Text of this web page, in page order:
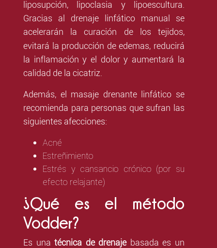
liposupción, lipoclasia y lipoescultura.
Gracias al drenaje linfático manual se
acelerarán la
curación de los tejidos,
evitará la producción de edemas, reducirá
la inflamación y el dolor y aumentará la
calidad de la cicatriz.
Además, el masaje drenante linfático se
recomienda para personas que sufran las
siguientes afecciones:
Acné
Estreñimiento
Estrés y cansancio crónico (por su
efecto relajante)
¿Qué es el método
Vodder?
Es una técnica de drenajebasada es un